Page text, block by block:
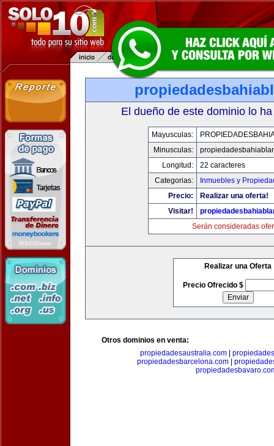
El dueño de este dominio lo
Mayusculas:
Minusculas:
Longitud:
22 caracteres
Categorias:
Inmuebles y
Precio:
Realizar una oferta!
Visitar!
Serán consideradas
Realizar una Oferta
Precio Ofrecido $
Otros dominios en venta:
propiedadesaustralia.com
propiedadesbarcelona.com|